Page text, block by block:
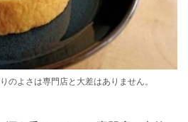
のよさは専門店と大差はありません。